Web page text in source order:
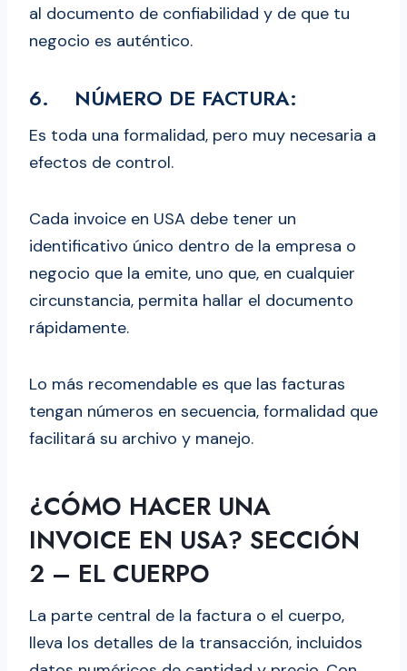
al documento de confiabilidad y de que tu
negocio es auténtico.
6. NÚMERO DE FACTURA:
Es toda una formalidad, pero muy necesaria a
efectos de control.
Cada invoice en USA debe tener un
identificativo único dentro de la empresa o
negocio que la emite, uno que, en cualquier
circunstancia, permita hallar el documento
rápidamente.
Lo más recomendable es que las facturas
tengan números en secuencia, formalidad que
facilitará su archivo y manejo.
¿CÓMO HACER UNA
INVOICE EN USA? SECCIÓN
2 – EL CUERPO
La parte central de la factura o el cuerpo,
lleva los detalles de la transacción, incluidos